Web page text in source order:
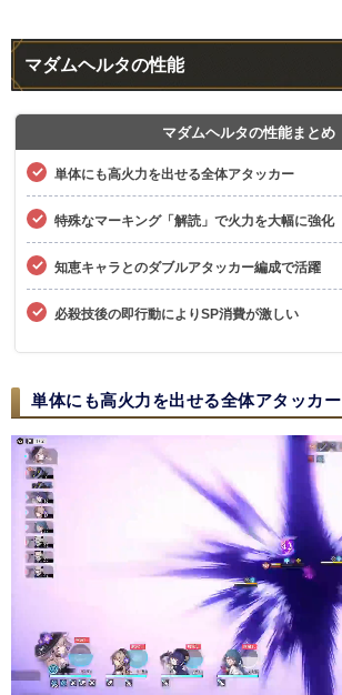
マダムヘルタの性能
マダムヘルタの性能まとめ
単体にも高火力を出せる全体アタッカー
特殊なマーキング「解読」で火力を大幅に強化
知恵キャラとのダブルアタッカー編成で活躍
必殺技後の即行動によりSP消費が激しい
単体にも高火力を出せる全体アタッカー